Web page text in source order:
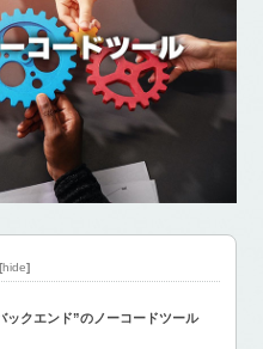
[hide]
ックエンド”のノーコードツール